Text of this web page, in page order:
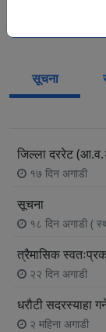
सूचना
जिल्ला दररेट
१७ दिन अगाडी
सूचना
१८ दिन अगाडी (
त्रैमासिक
२२ दिन अगाडी
धरौटी सदरस्याहा
२ महिना अगाडी